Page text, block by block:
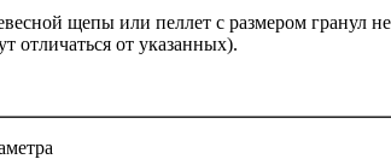
щепы или пеллет с размером гранул
отличаться от указанных).